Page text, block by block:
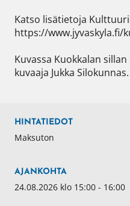
Katso lisätietoja
https://
Kuvassa Kuokkalan
kuvaaja Jukka Silokunnas.
HINTATIEDOT
Maksuton
AJANKOHTA
24.08.2026 klo 15:00 - 16:00